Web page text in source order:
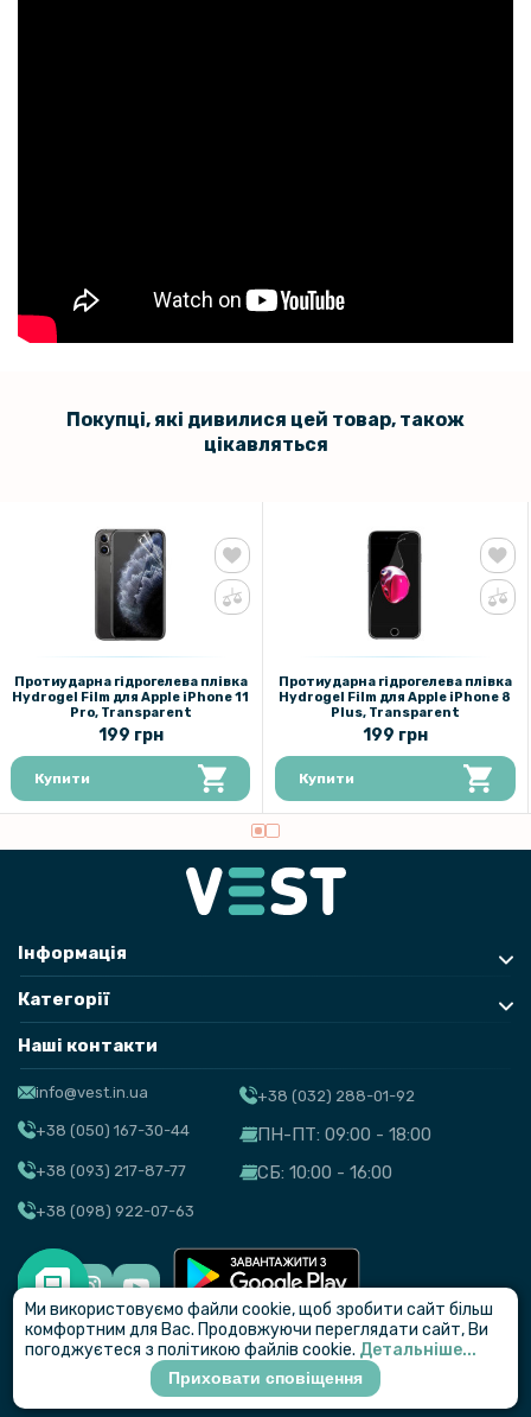
Покупці, які дивилися цей товар, також
цікавляться
Протиударна гідрогелева плівка
Hydrogel Film для Apple iPhone 11
Pro, Transparent
199 грн
Купити
Протиударна гідрогелева плівка
Hydrogel Film для Apple iPhone 8
Plus, Transparent
199 грн
Купити
Інформація
Категорії
Наші контакти
info@vest.in.ua
+38 (050) 167-30-44
+38 (093) 217-87-77
+38 (098) 922-07-63
+38 (032) 288-01-92
ПН-ПТ: 09:00 - 18:00
СБ: 10:00 - 16:00
© VEST
Ми використовуємо файли cookie, щоб зробити сайт більш
комфортним для Вас. Продовжуючи переглядати сайт, Ви
погоджуєтеся з політикою файлів cookie. Детальніше...
Приховати сповіщення